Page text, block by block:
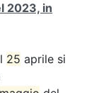
2023, in
25 aprile si